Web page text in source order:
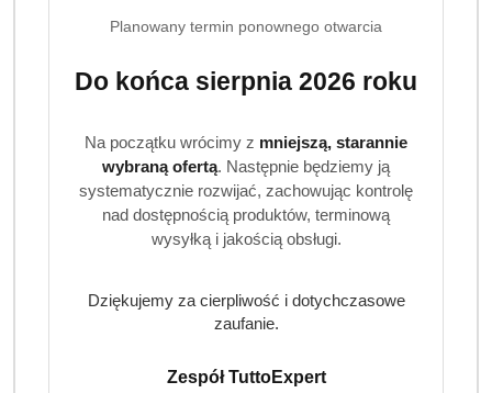
Marketyzacja.pl
Dane adresowe
Planowany termin ponownego otwarcia
Do końca sierpnia 2026 roku
Na początku wrócimy z mniejszą, starannie
wybraną ofertą. Następnie będziemy ją
systematycznie rozwijać, zachowując kontrolę
nad dostępnością produktów, terminową
wysyłką i jakością obsługi.
Dziękujemy za cierpliwość i dotychczasowe
zaufanie.
Zespół TuttoExpert